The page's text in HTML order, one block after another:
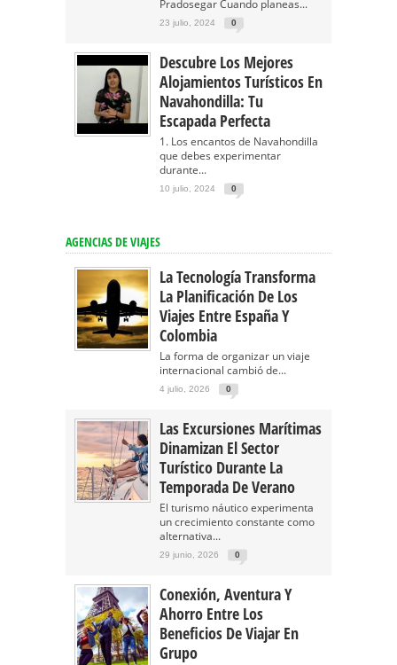
Pradosegar Cuando planeas...
23 julio, 2024 0
Descubre Los Mejores
Alojamientos Turísticos En
Navahondilla: Tu
Escapada Perfecta
1. Los encantos de Navahondilla
que debes experimentar
durante...
10 julio, 2024 0
AGENCIAS DE VIAJES
La Tecnología Transforma
La Planificación De Los
Viajes Entre España Y
Colombia
La forma de organizar un viaje
internacional cambió de...
4 julio, 2026 0
Las Excursiones Marítimas
Dinamizan El Sector
Turístico Durante La
Temporada De Verano
El turismo náutico experimenta
un crecimiento constante como
alternativa...
29 junio, 2026 0
Conexión, Aventura Y
Ahorro Entre Los
Beneficios De Viajar En
Grupo